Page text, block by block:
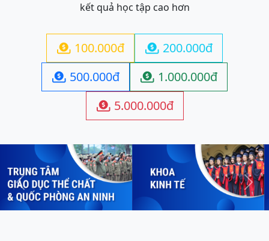
kết quả học tập cao hơn
 100.000đ  200.000đ
 500.000đ  1.000.000đ
 5.000.000đ
Previous Next